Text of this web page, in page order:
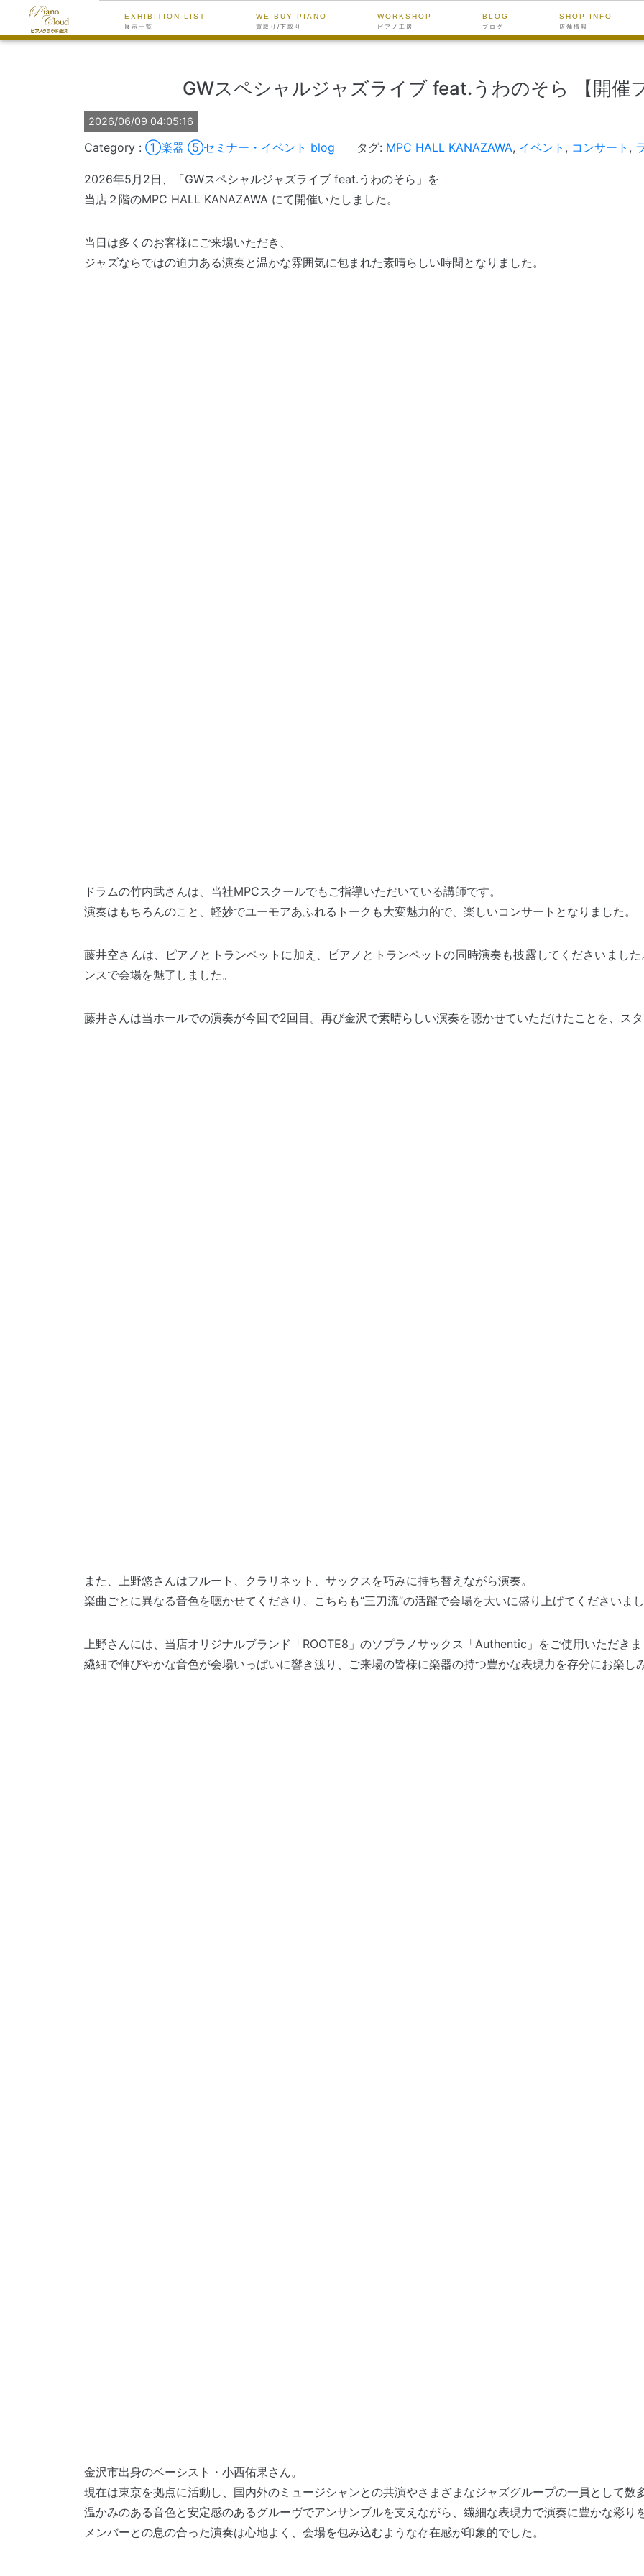
EXHIBITION LIST
展示一覧
WE BUY PIANO
買取り/下取り
WORKSHOP
ピアノ工房
BLOG
ブログ
SHOP INFO
店舗情報
GWスペシャルジャズライブ feat.うわのそら 【開催
2026/06/09 04:05:16
①楽器 ⑤セミナー・イベント blog タグ: MPC HALL KANAZAWA, イベント , コンサート ,
2026年5月2日、「GWスペシャルジャズライブ feat.うわのそら」を
当店２階のMPC HALL KANAZAWA にて開催いたしました。
当日は多くのお客様にご来場いただき、
ジャズならではの迫力ある演奏と温かな雰囲気に包まれた素晴らしい時間となりました。
ドラムの竹内武さんは、当社MPCスクールでもご指導いただいている講師です。
演奏はもちろんのこと、軽妙でユーモアあふれるトークも大変魅力的で、楽しいコンサートとなりました。
藤井空さんは、ピアノとトランペットに加え、ピアノとトランペットの同時演奏も披露してくださいまし
ンスで会場を魅了しました。
藤井さんは当ホールでの演奏が今回で2回目。再び金沢で素晴らしい演奏を聴かせていただけたことを、ス
また、上野悠さんはフルート、クラリネット、サックスを巧みに持ち替えながら演奏。
楽曲ごとに異なる音色を聴かせてくださり、こちらも“三刀流”の活躍で会場を大いに盛り上げてくださいま
上野さんには、当店オリジナルブランド「ROOTE8」のソプラノサックス「Authentic」をご使用いただき
繊細で伸びやかな音色が会場いっぱいに響き渡り、ご来場の皆様に楽器の持つ豊かな表現力を存分にお楽し
金沢市出身のベーシスト・小西佑果さん。
現在は東京を拠点に活動し、国内外のミュージシャンとの共演やさまざまなジャズグループの一員として数
温かみのある音色と安定感のあるグルーヴでアンサンブルを支えながら、繊細な表現力で演奏に豊かな彩り
メンバーとの息の合った演奏は心地よく、会場を包み込むような存在感が印象的でした。